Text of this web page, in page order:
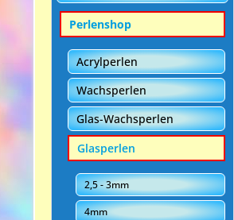
Perlenshop
Acrylperlen
Wachsperlen
Glas-Wachsperlen
Glasperlen
2,5 - 3mm
4mm